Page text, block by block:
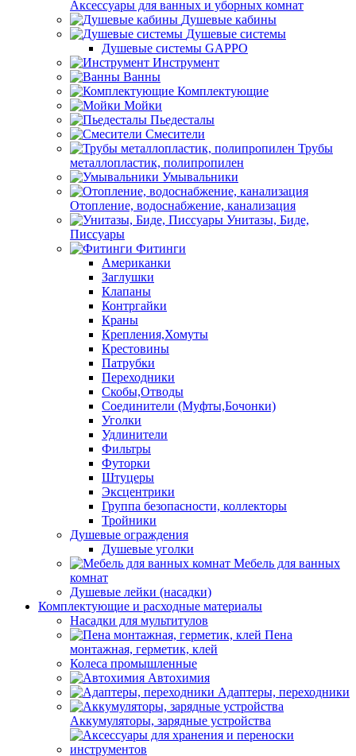
Аксессуары для ванных и уборных комнат
Душевые кабины
Душевые системы
Душевые системы GAPPO
Инструмент
Ванны
Комплектующие
Мойки
Пьедесталы
Смесители
Трубы
металлопластик, полипропилен
Умывальники
Отопление, водоснабжение, канализация
Унитазы, Биде,
Писсуары
Фитинги
Американки
Заглушки
Клапаны
Контргайки
Краны
Крепления,Хомуты
Крестовины
Патрубки
Переходники
Скобы,Отводы
Соединители (Муфты,Бочонки)
Уголки
Удлинители
Фильтры
Футорки
Штуцеры
Эксцентрики
Группа безопасности, коллекторы
Тройники
Душевые ограждения
Душевые уголки
Мебель для ванных
комнат
Душевые лейки (насадки)
Комплектующие и расходные материалы
Насадки для мультитулов
Пена
монтажная, герметик, клей
Колеса промышленные
Автохимия
Адаптеры, переходники
Аккумуляторы, зарядные устройства